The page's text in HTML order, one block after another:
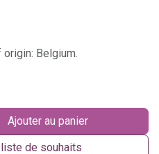
origin: Belgium.
Ajouter au panier
de souhaits